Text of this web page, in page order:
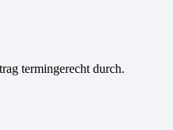
termingerecht durch.